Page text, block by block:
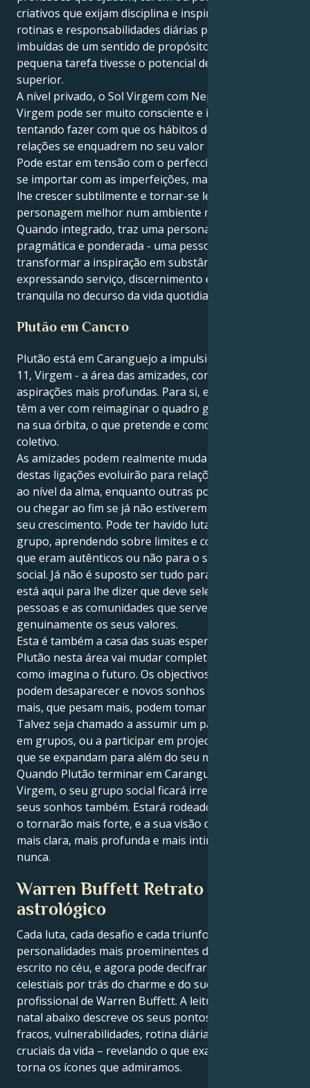
criativos que exijam disciplina e inspiração. As suas
rotinas e responsabilidades diárias podem estar
imbuídas de um sentido de propósito, como se cada
pequena tarefa tivesse o potencial de servir um bem
superior.
A nível privado, o Sol Virgem com Neptuno em
Virgem pode ser muito consciente e idealista,
tentando fazer com que os hábitos de trabalho e as
relações se enquadrem no seu valor mais íntimo.
Pode estar em tensão com o perfeccionismo, ou não
se importar com as imperfeições, mas isso permite-
lhe crescer subtilmente e tornar-se lentamente uma
personagem melhor num ambiente mais limpo.
Quando integrado, traz uma personalidade intuitiva,
pragmática e ponderada - uma pessoa que consegue
transformar a inspiração em substância,
expressando serviço, discernimento e criatividade
tranquila no decurso da vida quotidiana.
Plutão em Cancro
Plutão está em Caranguejo a impulsionar a sua casa
11, Virgem - a área das amizades, comunidades e
aspirações mais profundas. Para si, estes trânsitos
têm a ver com reimaginar o quadro geral: quem está
na sua órbita, o que pretende e como se encaixa no
coletivo.
As amizades podem realmente mudar! Algumas
destas ligações evoluirão para relações profundas,
ao nível da alma, enquanto outras podem esmorecer
ou chegar ao fim se já não estiverem alinhadas com o
seu crescimento. Pode ter havido lutas de poder no
grupo, aprendendo sobre limites e comportamentos
que eram autênticos ou não para o seu mundo
social. Já não é suposto ser tudo para todos - Plutão
está aqui para lhe dizer que deve selecionar as
pessoas e as comunidades que servem
genuinamente os seus valores.
Esta é também a casa das suas esperanças e sonhos.
Plutão nesta área vai mudar completamente a forma
como imagina o futuro. Os objectivos anteriores
podem desaparecer e novos sonhos que significam
mais, que pesam mais, podem tomar o seu lugar.
Talvez seja chamado a assumir um papel de liderança
em grupos, ou a participar em projectos de grupo
que se expandam para além do seu mundo pessoal.
Quando Plutão terminar em Caranguejo e depois em
Virgem, o seu grupo social ficará irreconhecível e os
seus sonhos também. Estará rodeado de aliados que
o tornarão mais forte, e a sua visão do futuro será
mais clara, mais profunda e mais intimidante do que
nunca.
Warren Buffett Retrato
astrológico
Cada luta, cada desafio e cada triunfo das
personalidades mais proeminentes do mundo está
escrito no céu, e agora pode decifrar as forças
celestiais por trás do charme e do sucesso
profissional de Warren Buffett. A leitura do mapa
natal abaixo descreve os seus pontos fortes, pontos
fracos, vulnerabilidades, rotina diária e momentos
cruciais da vida – revelando o que exatamente os
torna os ícones que admiramos.